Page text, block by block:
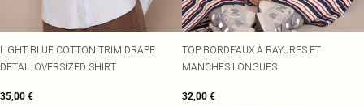
LIGHT BLUE COTTON TRIM DRAPE
DETAIL OVERSIZED SHIRT
35,00 €
TOP BORDEAUX À RAYURES ET
MANCHES LONGUES
32,00 €